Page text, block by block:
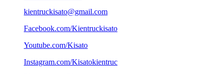
kientruckisato@gmail.com
Facebook.com/Kientruckisato
Youtube.com/Kisato
Instagram.com/Kisatokientruc